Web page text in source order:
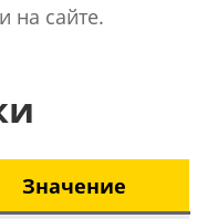
на сайте.
Значение